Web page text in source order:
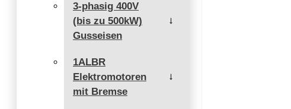
3-phasig 400V
(bis zu 500kW)
Gusseisen
→
1ALBR
Elektromotoren
mit Bremse
→